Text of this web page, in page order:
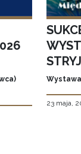
23 maja,